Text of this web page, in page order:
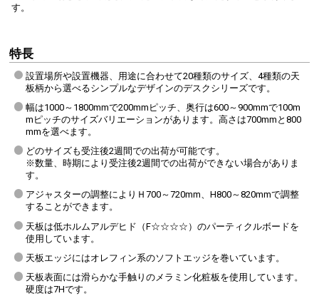
す。
特長
設置場所や設置機器、用途に合わせて20種類のサイズ、4種類の天
板柄から選べるシンプルなデザインのデスクシリーズです。
幅は1000～1800mmで200mmピッチ、奥行は600～900mmで100m
mピッチのサイズバリエーションがあります。高さは700mmと800
mmを選べます。
どのサイズも受注後2週間での出荷が可能です。
※数量、時期により受注後2週間での出荷ができない場合がありま
す。
アジャスターの調整によりＨ700～720mm、H800～820mmで調整
することができます。
天板は低ホルムアルデヒド（F☆☆☆☆）のパーティクルボードを
使用しています。
天板エッジにはオレフィン系のソフトエッジを巻いています。
天板表面には滑らかな手触りのメラミン化粧板を使用しています。
硬度は7Hです。